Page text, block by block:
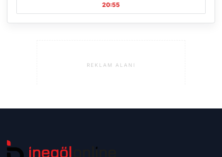
20:55
REKLAM ALANI